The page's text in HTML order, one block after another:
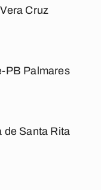
Cruz
PB Palmares
de Santa Rita